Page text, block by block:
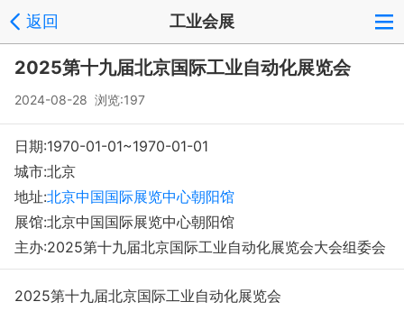
返回 工业会展
2025第十九届北京国际工业自动化展览会
2024-08-28 浏览:197
日期:1970-01-01~1970-01-01
城市:北京
地址:北京中国国际展览中心朝阳馆
展馆:北京中国国际展览中心朝阳馆
主办:2025第十九届北京国际工业自动化展览会大会组委会
2025第十九届北京国际工业自动化展览会
注册 反馈
Copyright © 2008-2018 环球会展网 fairglobal.com.cn 版权所有